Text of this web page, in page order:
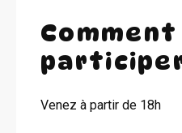
Comment
participer
Venez à partir de 18h